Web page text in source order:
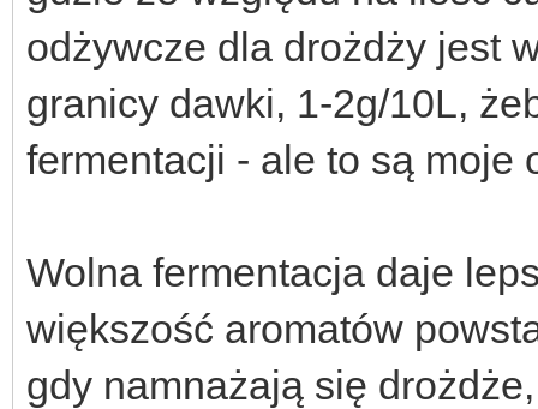
odżywcze dla drożdży jest
granicy dawki, 1-2g/10L,
fermentacji - ale to są moje
Wolna fermentacja daje
większość aromatów
gdy namnażają się